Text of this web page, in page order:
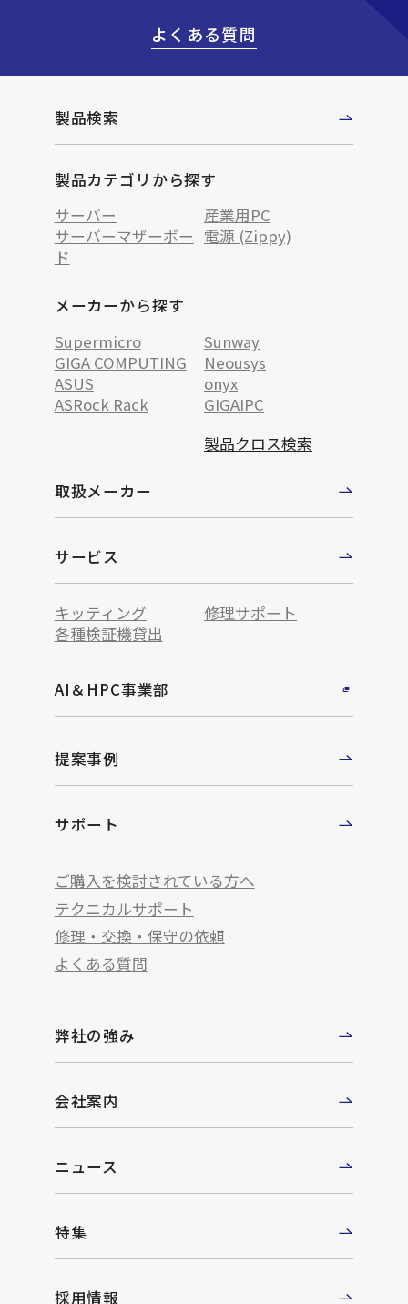
よくある質問
製品検索
製品カテゴリから探す
サーバー
産業用PC
サーバーマザーボー
ド
電源 (Zippy)
メーカーから探す
Supermicro
Sunway
GIGA COMPUTING
Neousys
ASUS
onyx
ASRock Rack
GIGAIPC
製品クロス検索
取扱メーカー
サービス
キッティング
修理サポート
各種検証機貸出
AI＆HPC事業部
提案事例
サポート
ご購入を検討されている方へ
テクニカルサポート
修理・交換・保守の依頼
よくある質問
弊社の強み
会社案内
ニュース
特集
採用情報